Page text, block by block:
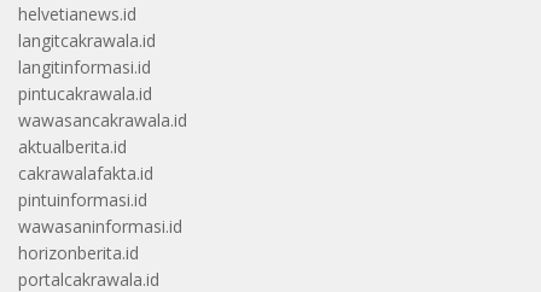
helvetianews.id
langitcakrawala.id
langitinformasi.id
pintucakrawala.id
wawasancakrawala.id
aktualberita.id
cakrawalafakta.id
pintuinformasi.id
wawasaninformasi.id
horizonberita.id
portalcakrawala.id